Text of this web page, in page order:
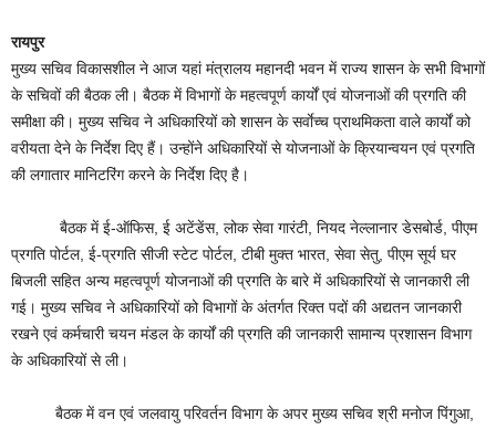
रायपुर
मुख्य सचिव विकासशील ने आज यहां मंत्रालय महानदी भवन में राज्य शासन के सभी विभागों
के सचिवों की बैठक ली। बैठक में विभागों के महत्वपूर्ण कार्यों एवं योजनाओं की प्रगति की
समीक्षा की। मुख्य सचिव ने अधिकारियों को शासन के सर्वाेच्च प्राथमिकता वाले कार्यों को
वरीयता देने के निर्देश दिए हैं। उन्होंने अधिकारियों से योजनाओं के क्रियान्वयन एवं प्रगति
की लगातार मानिटरिंग करने के निर्देश दिए है।
बैठक में ई-ऑफिस, ई अटेंडेंस, लोक सेवा गारंटी, नियद नेल्लानार डेसबोर्ड, पीएम
प्रगति पोर्टल, ई-प्रगति सीजी स्टेट पोर्टल, टीबी मुक्त भारत, सेवा सेतु, पीएम सूर्य घर
बिजली सहित अन्य महत्वपूर्ण योजनाओं की प्रगति के बारे में अधिकारियों से जानकारी ली
गई। मुख्य सचिव ने अधिकारियों को विभागों के अंतर्गत रिक्त पदों की अद्यतन जानकारी
रखने एवं कर्मचारी चयन मंडल के कार्यों की प्रगति की जानकारी सामान्य प्रशासन विभाग
के अधिकारियों से ली।
बैठक में वन एवं जलवायु परिवर्तन विभाग के अपर मुख्य सचिव श्री मनोज पिंगुआ,